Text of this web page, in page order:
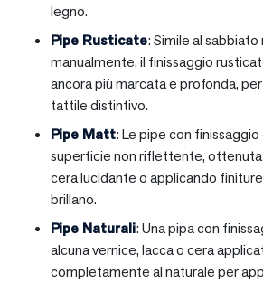
legno.
Pipe Rusticate: Simile al
manualmente, il finissaggio
ancora più marcata e profonda,
tattile distintivo.
Pipe Matt: Le pipe con
superficie non riflettente, ottenuta
cera lucidante o applicando
brillano.
Pipe Naturali: Una pipa con
alcuna vernice, lacca o cera
completamente al naturale per